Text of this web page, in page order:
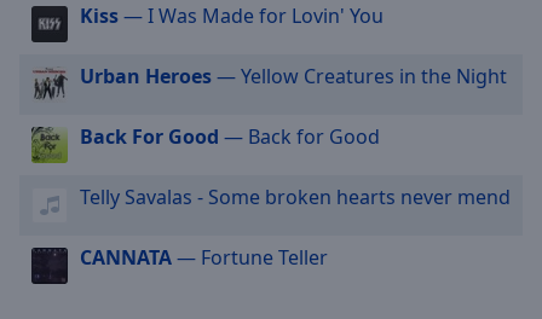
modal
window.
Beginning
window.
Escape
Kiss— I Was Made for Lovin' You
Urban Heroes— Yellow Creatures in the Night
Back For Good — Back for Good
Telly Savalas - Some broken hearts never mend
CANNATA— Fortune Teller